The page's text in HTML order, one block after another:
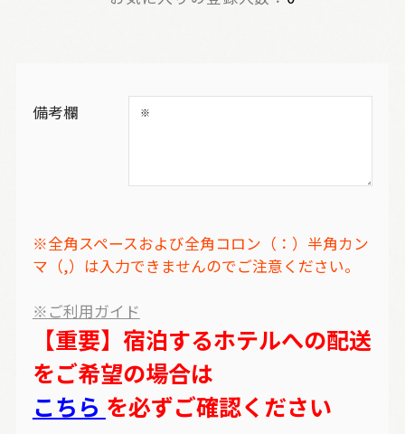
備考欄
※全角スペースおよび全角コロン（：）半角カン
マ（,）は入力できませんのでご注意ください。
※ご利用ガイド
【重要】宿泊するホテルへの配送
をご希望の場合は
こちら を必ずご確認ください